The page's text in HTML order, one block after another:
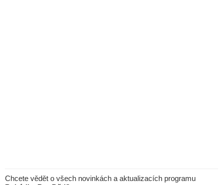
Chcete vědět o všech novinkách a aktualizacích programu